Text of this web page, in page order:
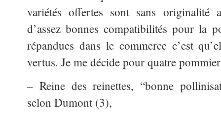
variétés offertes sont sans originalité
d’assez bonnes compatibilités pour la
répandues dans le commerce c’est
vertus. Je me décide pour quatre
– Reine des reinettes, “bonne
selon Dumont (3),